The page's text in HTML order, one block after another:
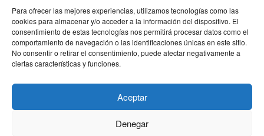
Para ofrecer las mejores experiencias, utilizamos tecnologías como las
cookies para almacenar y/o acceder a la información del dispositivo. El
consentimiento de estas tecnologías nos permitirá procesar datos como el
comportamiento de navegación o las identificaciones únicas en este sitio.
No consentir o retirar el consentimiento, puede afectar negativamente a
ciertas características y funciones.
Aceptar
Denegar
proyecto PS4 python Raspberryraspberrypi
raspbian review Servidor Web Sostenibilidad
tecnológicaTecnología torrent
transmissiontutorial ubuntu server Windows